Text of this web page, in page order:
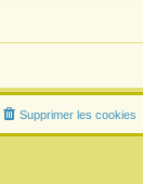
Supprimer les cookies